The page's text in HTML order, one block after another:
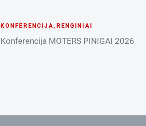
KONFERENCIJA, RENGINIAI
Konferencija MOTERS PINIGAI 2026